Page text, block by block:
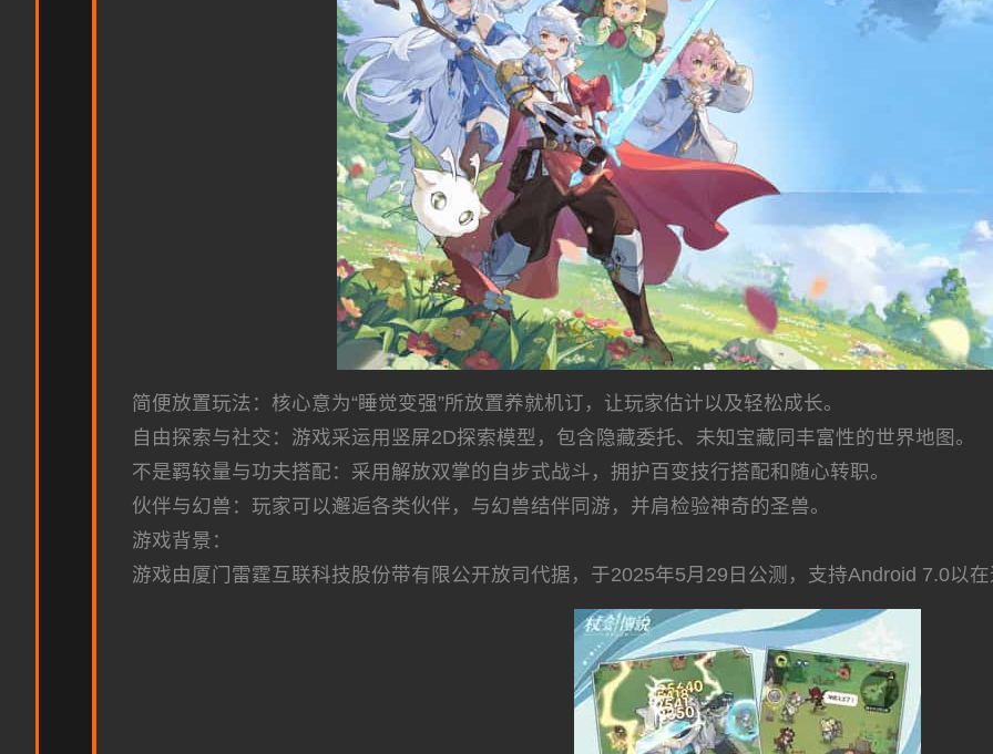
简便放置玩法：核心意为“睡觉变强”所放置养就机订，让玩家估计以及轻松成长。
自由探索与社交：游戏采运用竖屏2D探索模型，包含隐藏委托、未知宝藏同丰富性的世界地图。
不是羁较量与功夫搭配：采用解放双掌的自步式战斗，拥护百变技行搭配和随心转职。
伙伴与幻兽：玩家可以邂逅各类伙伴，与幻兽结伴同游，并肩检验神奇的圣兽。
游戏背景：
游戏由厦门雷霆互联科技股份带有限公开放司代据，于2025年5月29日公测，支持Android 7.0以